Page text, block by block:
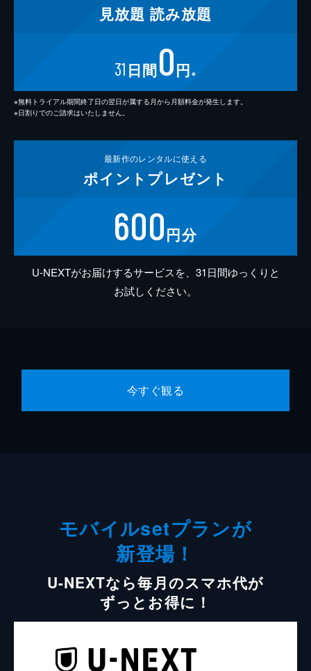
見放題 読み放題
31 日間0円 ※
※無料トライアル期間終了日の翌日が属する月から月額料金が発生します。
※日割りでのご請求はいたしません。
最新作のレンタルに使える
ポイント プレゼント
600円分
U-NEXTがお届けするサービスを、31日間ゆっくりと
お試しください。
今すぐ観る
モバイルsetプランが
新登場！
U-NEXTなら毎月のスマホ代が
ずっとお得に！